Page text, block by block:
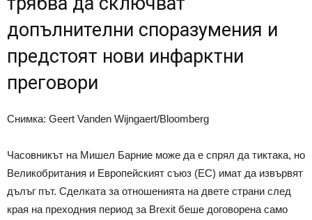
допълнителни споразумения и
предстоят нови инфарктни
преговори
Снимка: Geert Vanden Wijngaert/Bloomberg
Часовникът на Мишел Барние може да е спрял да тиктака, но
Великобритания и Европейският съюз (ЕС) имат да извървят
дълъг път. Сделката за отношенията на двете страни след
края на преходния период за Brexit беше договорена само